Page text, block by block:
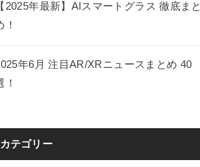
【2025年最新】AIスマートグラス 徹底まと
！
年6月 注目AR/XRニュースまとめ 40
！
カテゴリー